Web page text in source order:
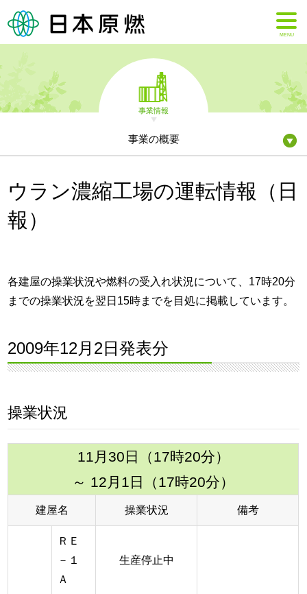
MENU
事業情報
事業の概要
ウラン濃縮工場の運転情報（日
報）
各建屋の操業状況や燃料の受入れ状況について、17時20分
までの操業状況を翌日15時までを目処に掲載しています。
2009年12月2日発表分
操業状況
11月30日（17時20分）
～ 12月1日（17時20分）
建屋名 操業状況 備考
ＲＥ
－１
Ａ
生産停止中